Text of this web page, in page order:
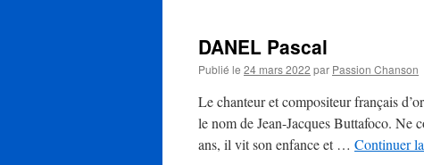
DANEL Pascal
Publié le 24 mars 2022 par Passion Chanson
Le chanteur et compositeur français
le nom de Jean-Jacques Buttafoco. Ne
ans, il vit son enfance et … Continuer